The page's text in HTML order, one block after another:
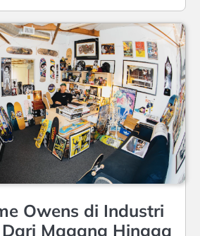
Owens di Industri
Magang Hingga